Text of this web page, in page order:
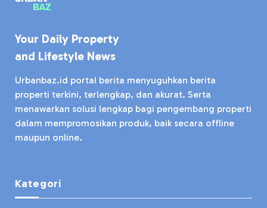
Your Daily Property
and Lifestyle News
Urbanbaz.id portal berita menyuguhkan berita
properti terkini, terlengkap, dan akurat. Serta
menawarkan solusi lengkap bagi pengembang properti
dalam mempromosikan produk, baik secara offline
maupun online.
Kategori